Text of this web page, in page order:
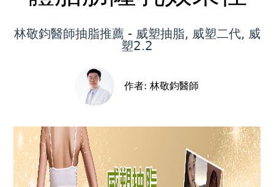
林敬鈞醫師抽脂推薦 - 威塑抽脂, 威塑二代, 威
塑2.2
作者: 林敬鈞醫師